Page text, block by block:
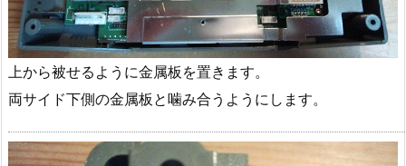
上から被せるように金属板を置きます。
両サイド下側の金属板と噛み合うようにします。